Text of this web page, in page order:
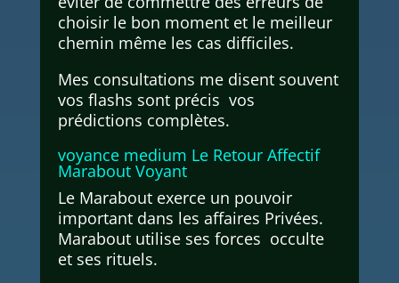
choisir le bon moment et le meilleur
chemin même les cas difficiles.
Mes consultations me disent souvent
vos flashs sont précis vos
prédictions complètes.
voyance medium Le Retour Affectif
Marabout Voyant
Le Marabout exerce un pouvoir
important dans les affaires Privées.
Marabout utilise ses forces occulte
et ses rituels.